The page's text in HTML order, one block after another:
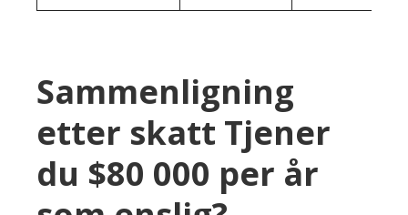
Sammenligning
etter skatt Tjener
du $80 000 per år